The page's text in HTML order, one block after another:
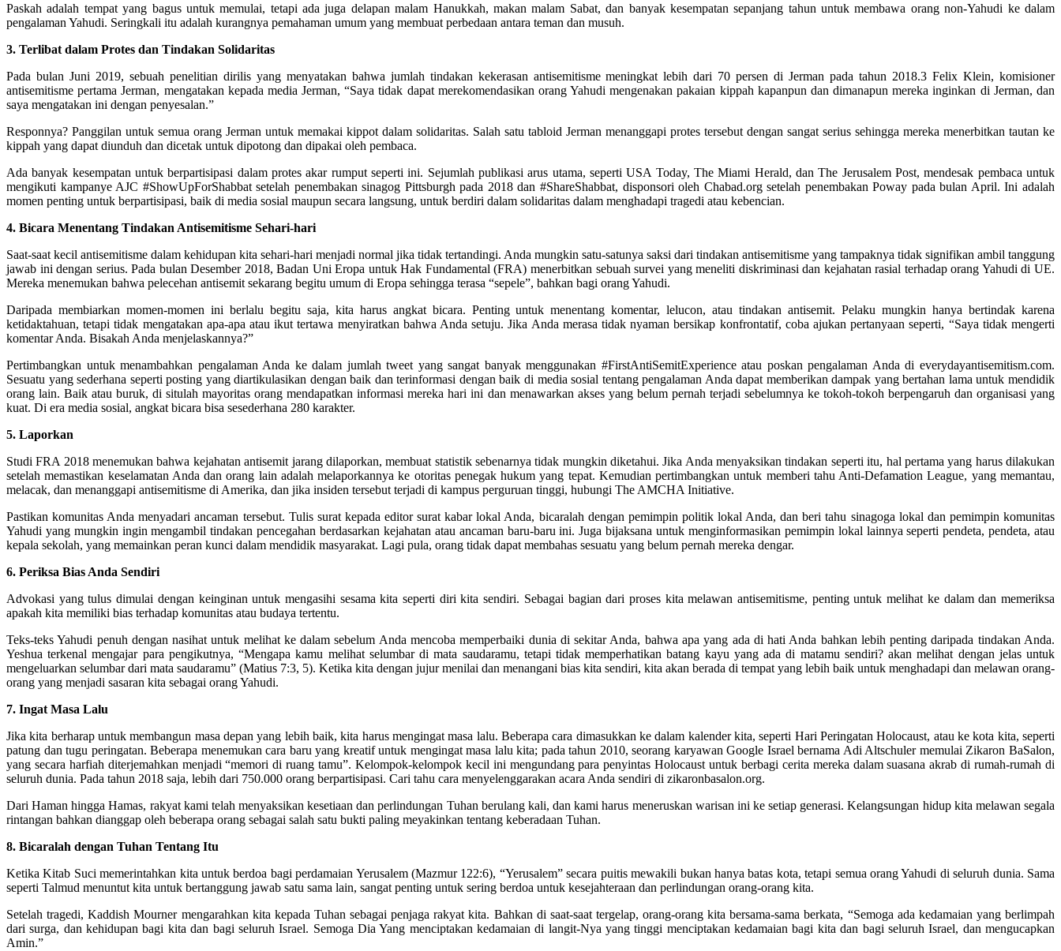
Paskah adalah tempat yang bagus untuk memulai, tetapi ada juga delapan malam Hanukkah, makan malam Sabat, dan banyak kesempatan sepanjang tahun untuk membawa orang non-Yahudi ke dalam
pengalaman Yahudi. Seringkali itu adalah kurangnya pemahaman umum yang membuat perbedaan antara teman dan musuh.
3. Terlibat dalam Protes dan Tindakan Solidaritas
Pada bulan Juni 2019, sebuah penelitian dirilis yang menyatakan bahwa jumlah tindakan kekerasan antisemitisme meningkat lebih dari 70 persen di Jerman pada tahun 2018.3 Felix Klein, komisioner
antisemitisme pertama Jerman, mengatakan kepada media Jerman, “Saya tidak dapat merekomendasikan orang Yahudi mengenakan pakaian kippah kapanpun dan dimanapun mereka inginkan di Jerman, dan
saya mengatakan ini dengan penyesalan.”
Responnya? Panggilan untuk semua orang Jerman untuk memakai kippot dalam solidaritas. Salah satu tabloid Jerman menanggapi protes tersebut dengan sangat serius sehingga mereka menerbitkan tautan ke
kippah yang dapat diunduh dan dicetak untuk dipotong dan dipakai oleh pembaca.
Ada banyak kesempatan untuk berpartisipasi dalam protes akar rumput seperti ini. Sejumlah publikasi arus utama, seperti USA Today, The Miami Herald, dan The Jerusalem Post, mendesak pembaca untuk
mengikuti kampanye AJC #ShowUpForShabbat setelah penembakan sinagog Pittsburgh pada 2018 dan #ShareShabbat, disponsori oleh Chabad.org setelah penembakan Poway pada bulan April. Ini adalah
momen penting untuk berpartisipasi, baik di media sosial maupun secara langsung, untuk berdiri dalam solidaritas dalam menghadapi tragedi atau kebencian.
4. Bicara Menentang Tindakan Antisemitisme Sehari-hari
Saat-saat kecil antisemitisme dalam kehidupan kita sehari-hari menjadi normal jika tidak tertandingi. Anda mungkin satu-satunya saksi dari tindakan antisemitisme yang tampaknya tidak signifikan ambil tanggung
jawab ini dengan serius. Pada bulan Desember 2018, Badan Uni Eropa untuk Hak Fundamental (FRA) menerbitkan sebuah survei yang meneliti diskriminasi dan kejahatan rasial terhadap orang Yahudi di UE.
Mereka menemukan bahwa pelecehan antisemit sekarang begitu umum di Eropa sehingga terasa “sepele”, bahkan bagi orang Yahudi.
Daripada membiarkan momen-momen ini berlalu begitu saja, kita harus angkat bicara. Penting untuk menentang komentar, lelucon, atau tindakan antisemit. Pelaku mungkin hanya bertindak karena
ketidaktahuan, tetapi tidak mengatakan apa-apa atau ikut tertawa menyiratkan bahwa Anda setuju. Jika Anda merasa tidak nyaman bersikap konfrontatif, coba ajukan pertanyaan seperti, “Saya tidak mengerti
komentar Anda. Bisakah Anda menjelaskannya?”
Pertimbangkan untuk menambahkan pengalaman Anda ke dalam jumlah tweet yang sangat banyak menggunakan #FirstAntiSemitExperience atau poskan pengalaman Anda di everydayantisemitism.com.
Sesuatu yang sederhana seperti posting yang diartikulasikan dengan baik dan terinformasi dengan baik di media sosial tentang pengalaman Anda dapat memberikan dampak yang bertahan lama untuk mendidik
orang lain. Baik atau buruk, di situlah mayoritas orang mendapatkan informasi mereka hari ini dan menawarkan akses yang belum pernah terjadi sebelumnya ke tokoh-tokoh berpengaruh dan organisasi yang
kuat. Di era media sosial, angkat bicara bisa sesederhana 280 karakter.
5. Laporkan
Studi FRA 2018 menemukan bahwa kejahatan antisemit jarang dilaporkan, membuat statistik sebenarnya tidak mungkin diketahui. Jika Anda menyaksikan tindakan seperti itu, hal pertama yang harus dilakukan
setelah memastikan keselamatan Anda dan orang lain adalah melaporkannya ke otoritas penegak hukum yang tepat. Kemudian pertimbangkan untuk memberi tahu Anti-Defamation League, yang memantau,
melacak, dan menanggapi antisemitisme di Amerika, dan jika insiden tersebut terjadi di kampus perguruan tinggi, hubungi The AMCHA Initiative.
Pastikan komunitas Anda menyadari ancaman tersebut. Tulis surat kepada editor surat kabar lokal Anda, bicaralah dengan pemimpin politik lokal Anda, dan beri tahu sinagoga lokal dan pemimpin komunitas
Yahudi yang mungkin ingin mengambil tindakan pencegahan berdasarkan kejahatan atau ancaman baru-baru ini. Juga bijaksana untuk menginformasikan pemimpin lokal lainnya seperti pendeta, pendeta, atau
kepala sekolah, yang memainkan peran kunci dalam mendidik masyarakat. Lagi pula, orang tidak dapat membahas sesuatu yang belum pernah mereka dengar.
6. Periksa Bias Anda Sendiri
Advokasi yang tulus dimulai dengan keinginan untuk mengasihi sesama kita seperti diri kita sendiri. Sebagai bagian dari proses kita melawan antisemitisme, penting untuk melihat ke dalam dan memeriksa
apakah kita memiliki bias terhadap komunitas atau budaya tertentu.
Teks-teks Yahudi penuh dengan nasihat untuk melihat ke dalam sebelum Anda mencoba memperbaiki dunia di sekitar Anda, bahwa apa yang ada di hati Anda bahkan lebih penting daripada tindakan Anda.
Yeshua terkenal mengajar para pengikutnya, “Mengapa kamu melihat selumbar di mata saudaramu, tetapi tidak memperhatikan batang kayu yang ada di matamu sendiri? akan melihat dengan jelas untuk
mengeluarkan selumbar dari mata saudaramu” (Matius 7:3, 5). Ketika kita dengan jujur ​​menilai dan menangani bias kita sendiri, kita akan berada di tempat yang lebih baik untuk menghadapi dan melawan orang-
orang yang menjadi sasaran kita sebagai orang Yahudi.
7. Ingat Masa Lalu
Jika kita berharap untuk membangun masa depan yang lebih baik, kita harus mengingat masa lalu. Beberapa cara dimasukkan ke dalam kalender kita, seperti Hari Peringatan Holocaust, atau ke kota kita, seperti
patung dan tugu peringatan. Beberapa menemukan cara baru yang kreatif untuk mengingat masa lalu kita; pada tahun 2010, seorang karyawan Google Israel bernama Adi Altschuler memulai Zikaron BaSalon,
yang secara harfiah diterjemahkan menjadi “memori di ruang tamu”. Kelompok-kelompok kecil ini mengundang para penyintas Holocaust untuk berbagi cerita mereka dalam suasana akrab di rumah-rumah di
seluruh dunia. Pada tahun 2018 saja, lebih dari 750.000 orang berpartisipasi. Cari tahu cara menyelenggarakan acara Anda sendiri di zikaronbasalon.org.
Dari Haman hingga Hamas, rakyat kami telah menyaksikan kesetiaan dan perlindungan Tuhan berulang kali, dan kami harus meneruskan warisan ini ke setiap generasi. Kelangsungan hidup kita melawan segala
rintangan bahkan dianggap oleh beberapa orang sebagai salah satu bukti paling meyakinkan tentang keberadaan Tuhan.
8. Bicaralah dengan Tuhan Tentang Itu
Ketika Kitab Suci memerintahkan kita untuk berdoa bagi perdamaian Yerusalem (Mazmur 122:6), “Yerusalem” secara puitis mewakili bukan hanya batas kota, tetapi semua orang Yahudi di seluruh dunia. Sama
seperti Talmud menuntut kita untuk bertanggung jawab satu sama lain, sangat penting untuk sering berdoa untuk kesejahteraan dan perlindungan orang-orang kita.
Setelah tragedi, Kaddish Mourner mengarahkan kita kepada Tuhan sebagai penjaga rakyat kita. Bahkan di saat-saat tergelap, orang-orang kita bersama-sama berkata, “Semoga ada kedamaian yang berlimpah
dari surga, dan kehidupan bagi kita dan bagi seluruh Israel. Semoga Dia Yang menciptakan kedamaian di langit-Nya yang tinggi menciptakan kedamaian bagi kita dan bagi seluruh Israel, dan mengucapkan
Amin.”